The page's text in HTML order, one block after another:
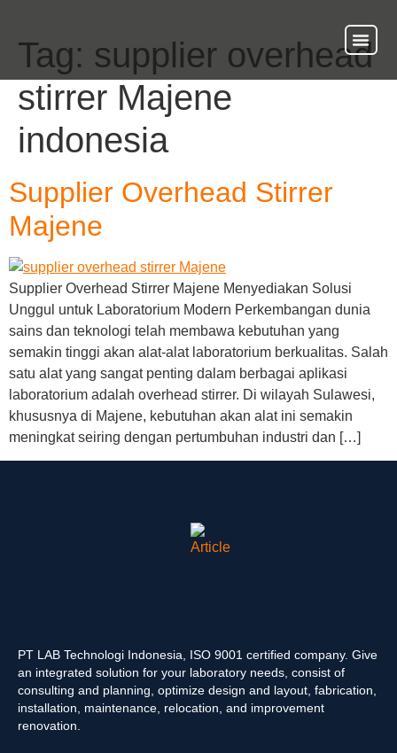
Tag: supplier overhead
stirrer Majene
indonesia
Supplier Overhead Stirrer
Majene
Supplier Overhead Stirrer Majene Menyediakan Solusi
Unggul untuk Laboratorium Modern Perkembangan dunia
sains dan teknologi telah membawa kebutuhan yang
semakin tinggi akan alat-alat laboratorium berkualitas. Salah
satu alat yang sangat penting dalam berbagai aplikasi
laboratorium adalah overhead stirrer. Di wilayah Sulawesi,
khususnya di Majene, kebutuhan akan alat ini semakin
meningkat seiring dengan pertumbuhan industri dan […]
PT LAB Technologi Indonesia, ISO 9001 certified company. Give
an integrated solution for your laboratory needs, consist of
consulting and planning, optimize design and layout, fabrication,
installation, maintenance, relocation, and improvement
renovation.